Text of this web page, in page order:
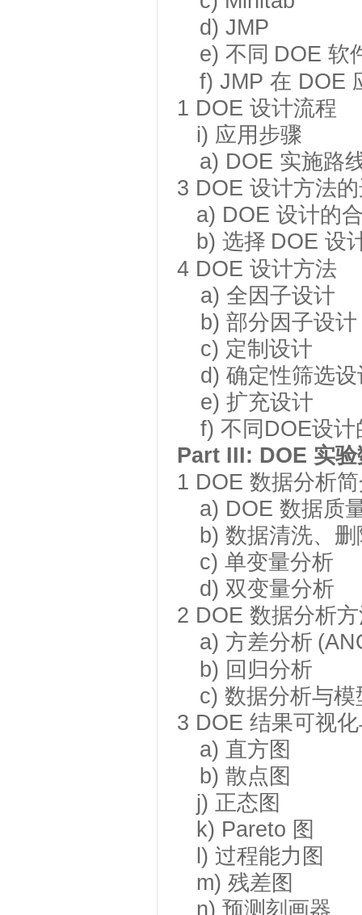
d) JMP
e)不同 DOE 软
f)JMP 在 DOE
1 DOE 设计流程
i) 应用步骤
a) DOE 实施路
3 DOE 设计方法
a) DOE 设计的
b) 选择 DOE 设
4 DOE 设计方法
a)全因子设计
b)部分因子设计
c) 定制设计
d)确定性筛选
e)扩充设计
f)不同 DOE设
Part III: DOE 实
1 DOE 数据分析
a) DOE 数据质
b)数据清洗、
c) 单变量分析
d) 双变量分析
2 DOE 数据分析
a) 方差分析
b) 回归分析
c) 数据分析与模
3 DOE 结果可视
a) 直方图
b) 散点图
j) 正态图
k) Pareto 图
l) 过程能力图
m) 残差图
n) 预测刻画器